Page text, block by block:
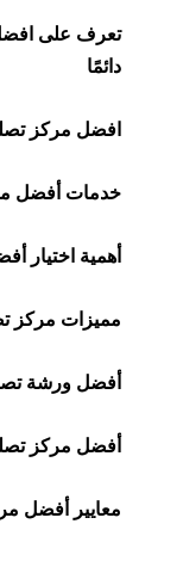
تعرف على
دائمًا
افضل مركز
خدمات أفضل
أهمية اختيار
مميزات مركز
أفضل ورشة
أفضل مركز
معايير أفضل